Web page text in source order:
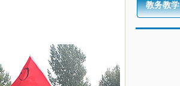
教务教学